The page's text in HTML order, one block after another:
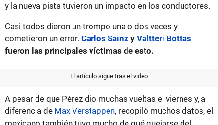
y la nueva pista tuvieron un impacto en los conductores.
Casi todos dieron un trompo una o dos veces y
cometieron un error. Carlos Sainz y Valtteri Bottas
fueron las principales víctimas de esto.
El artículo sigue tras el video
A pesar de que Pérez dio muchas vueltas el viernes y, a
diferencia de Max Verstappen, recopiló muchos datos, el
mexicano también tuvo mucho de qué quejarse del